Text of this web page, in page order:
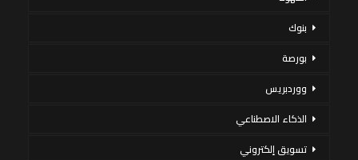
بنوك
بورصة
ووردبريس
الذكاء الاصطناعي
تسويق إلكتروني